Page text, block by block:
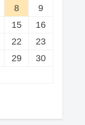
8
9
15
16
22
23
29
30